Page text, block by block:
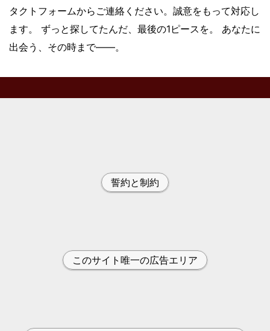
タクトフォームからご連絡ください。誠意をもって対応し
ます。 ずっと探してたんだ、最後の1ピースを。 あなたに
出会う、その時まで——。
誓約と制約
このサイト唯一の広告エリア